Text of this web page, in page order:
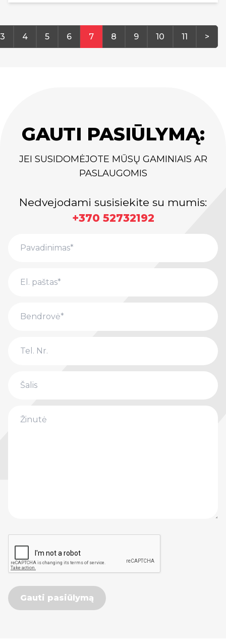
3 4 5 6 7 8 9 10 11 >
GAUTI PASIŪLYMĄ:
JEI SUSIDOMĖJOTE MŪSŲ GAMINIAIS AR
PASLAUGOMIS
Nedvejodami susisiekite su mumis:
+370 52732192
Gauti pasiūlymą